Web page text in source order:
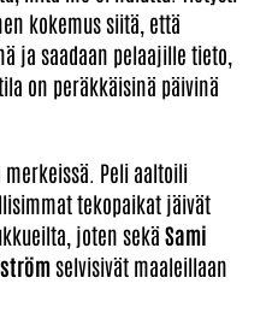
kokemus siitä, että
ja saadaan pelaajille tieto,
on peräkkäisinä päivinä
Peli aaltoili
tekopaikat jäivät
joten sekäSami
selvisivät maaleillaan